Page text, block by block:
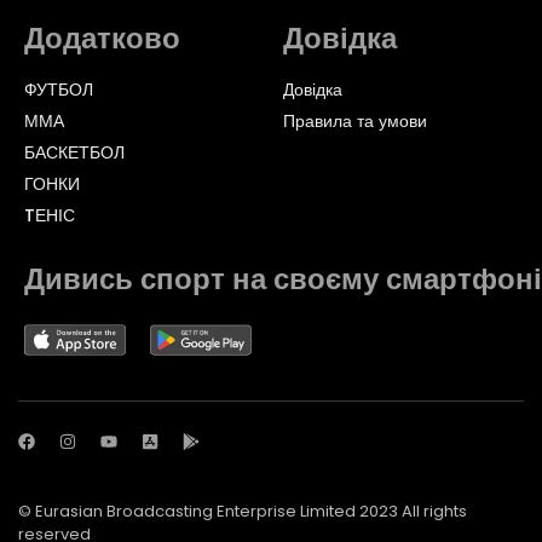
Додатково
ФУТБОЛ
ММА
БАСКЕТБОЛ
ГОНКИ
TЕНІС
Довідка
Довідка
Правила та умови
Дивись спорт на своєму смартфоні
© Eurasian Broadcasting Enterprise Limited 2023 All rights
reserved